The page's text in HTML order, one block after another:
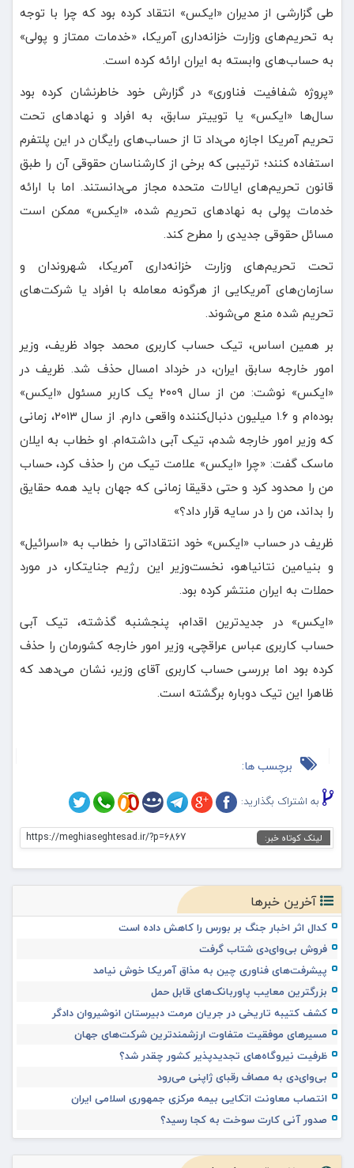
طی گزارشی از مدیران «ایکس» انتقاد کرده بود که چرا با توجه
به تحریم‌های وزارت خزانه‌داری آمریکا، «خدمات ممتاز و پولی»
به حساب‌های وابسته به ایران ارائه کرده‌ است.
«پروژه شفافیت فناوری» در گزارش خود خاطرنشان کرده بود
سال‌ها «ایکس» یا توییتر سابق، به افراد و نهادهای تحت
تحریم آمریکا اجازه می‌داد تا از حساب‌های رایگان در این پلتفرم
استفاده کنند؛ ترتیبی که برخی از کارشناسان حقوقی آن را طبق
قانون تحریم‌های ایالات متحده مجاز می‌دانستند. اما با ارائه
خدمات پولی به نهادهای تحریم‌ شده، «ایکس» ممکن است
مسائل حقوقی جدیدی را مطرح کند.
تحت تحریم‌های وزارت خزانه‌داری آمریکا، شهروندان و
سازمان‌های آمریکایی از هرگونه معامله با افراد یا شرکت‌های
تحریم شده منع می‌شوند.
بر همین اساس، تیک حساب کاربری محمد جواد ظریف، وزیر
امور خارجه سابق ایران، در خرداد امسال حذف شد. ظریف در
«ایکس» نوشت: من از سال ۲۰۰۹ یک کاربر مسئول «ایکس»
بوده‌ام و ۱.۶ میلیون دنبال‌کننده واقعی دارم. از سال ۲۰۱۳، زمانی
که وزیر امور خارجه شدم، تیک آبی داشته‌ام. او خطاب به ایلان
ماسک گفت: «چرا «ایکس» علامت تیک من را حذف کرد، حساب
من را محدود کرد و حتی دقیقا زمانی که جهان باید همه حقایق
را بداند، من را در سایه قرار داد؟»
ظریف در حساب «ایکس» خود انتقاداتی را خطاب به «اسرائیل»
و بنیامین نتانیاهو، نخست‌وزیر این رژیم جنایتکار، در مورد
حملات به ایران منتشر کرده بود.
«ایکس» در جدیدترین اقدام، پنجشنبه گذشته، تیک آبی
حساب کاربری عباس عراقچی، وزیر امور خارجه کشورمان را حذف
کرده بود اما بررسی حساب کاربری آقای وزیر، نشان می‌دهد که
ظاهرا این تیک دوباره برگشته است.
برچسب ها:
به اشتراک بگذارید:
لینک کوتاه خبر: https://meghiaseghtesad.ir/?p=6867
آخرین خبرها
کدال اثر اخبار جنگ بر بورس را کاهش داده است
فروش بی‌وای‌دی شتاب گرفت
پیشرفت‌های فناوری چین به مذاق آمریکا خوش نیامد
بزرگترین معایب پاوربانک‌های قابل حمل
کشف کتیبه تاریخی در جریان مرمت دبیرستان انوشیروان دادگر
مسیرهای موفقیت متفاوت ارزشمندترین شرکت‌های جهان
ظرفیت نیروگاه‌های تجدیدپذیر کشور چقدر شد؟
بی‌وای‌دی به مصاف رقبای ژاپنی می‌رود
انتصاب معاونت اتکایی بیمه مرکزی جمهوری اسلامی ایران
صدور آنی کارت سوخت به کجا رسید؟